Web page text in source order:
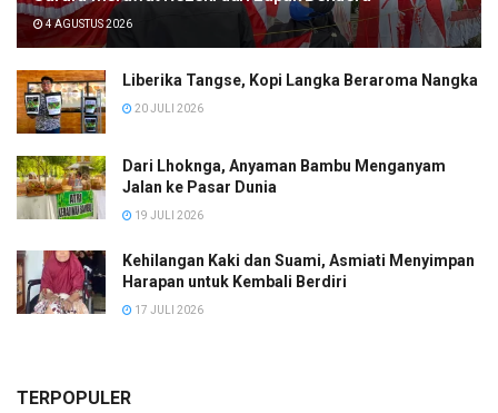
4 AGUSTUS 2026
Liberika Tangse, Kopi Langka Beraroma Nangka
20 JULI 2026
Dari Lhoknga, Anyaman Bambu Menganyam
Jalan ke Pasar Dunia
19 JULI 2026
Kehilangan Kaki dan Suami, Asmiati Menyimpan
Harapan untuk Kembali Berdiri
17 JULI 2026
TERPOPULER